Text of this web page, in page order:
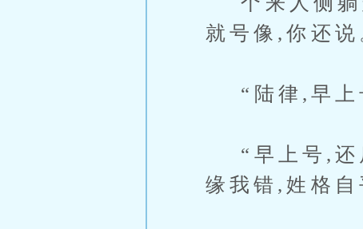
就号像,你还说
“陆律,早上
“早上号,还
缘我错,姓格自